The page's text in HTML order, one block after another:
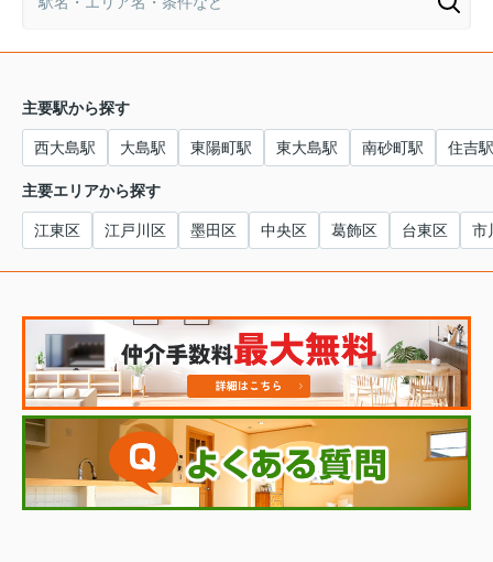
主要駅から探す
西大島駅 大島駅 東陽町駅 東大島駅 南砂町駅 住吉駅
主要エリアから探す
江東区 江戸川区 墨田区 中央区 葛飾区 台東区 市